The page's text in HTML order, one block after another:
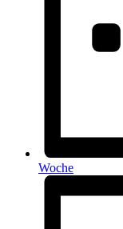
Woche